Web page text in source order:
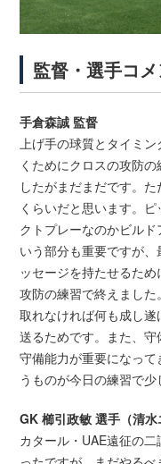
監督・選手コメ
手倉森誠 監督
上げ手の球質とタイミ
くためにクロスの攻防
したがまだまだです。
くらいだと思います。
クトプレーなのかビル
いう部分も重要ですが
ッセージを持たせるた
攻防の練習で終えました
取れなければ何も成し
送るためです。また、
守備能力が重要になっ
うものが今日の練習で少
GK 櫛引政敏 選手（清水
カタール・UAE遠征の